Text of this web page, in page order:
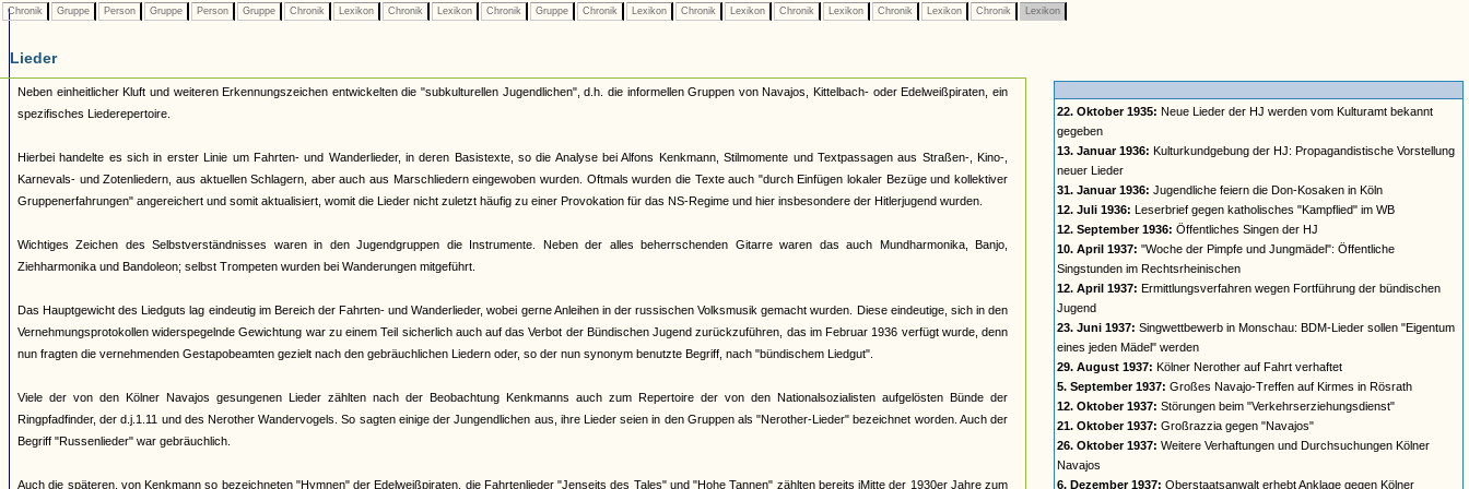
Chronik Gruppe Person Gruppe Person Gruppe Chronik Lexikon Chronik Lexikon Chronik Gruppe Chronik Lexikon Chronik Lexikon Chronik Lexikon Chronik Lexikon Chronik Lexikon
Lieder
Neben einheitlicher Kluft und weiteren Erkennungszeichen entwickelten die "subkulturellen Jugendlichen", d.h. die informellen Gruppen von Navajos, Kittelbach- oder Edelweißpiraten, ein
spezifisches Liederepertoire.
Hierbei handelte es sich in erster Linie um Fahrten- und Wanderlieder, in deren Basistexte, so die Analyse bei Alfons Kenkmann, Stilmomente und Textpassagen aus Straßen-, Kino-,
Karnevals- und Zotenliedern, aus aktuellen Schlagern, aber auch aus Marschliedern eingewoben wurden. Oftmals wurden die Texte auch "durch Einfügen lokaler Bezüge und kollektiver
Gruppenerfahrungen" angereichert und somit aktualisiert, womit die Lieder nicht zuletzt häufig zu einer Provokation für das NS-Regime und hier insbesondere der Hitlerjugend wurden.
Wichtiges Zeichen des Selbstverständnisses waren in den Jugendgruppen die Instrumente. Neben der alles beherrschenden Gitarre waren das auch Mundharmonika, Banjo,
Ziehharmonika und Bandoleon; selbst Trompeten wurden bei Wanderungen mitgeführt.
Das Hauptgewicht des Liedguts lag eindeutig im Bereich der Fahrten- und Wanderlieder, wobei gerne Anleihen in der russischen Volksmusik gemacht wurden. Diese eindeutige, sich in den
Vernehmungsprotokollen widerspegelnde Gewichtung war zu einem Teil sicherlich auch auf das Verbot der Bündischen Jugend zurückzuführen, das im Februar 1936 verfügt wurde, denn
nun fragten die vernehmenden Gestapobeamten gezielt nach den gebräuchlichen Liedern oder, so der nun synonym benutzte Begriff, nach "bündischem Liedgut".
Viele der von den Kölner Navajos gesungenen Lieder zählten nach der Beobachtung Kenkmanns auch zum Repertoire der von den Nationalsozialisten aufgelösten Bünde der
Ringpfadfinder, der d.j.1.11 und des Nerother Wandervogels. So sagten einige der Jungendlichen aus, ihre Lieder seien in den Gruppen als "Nerother-Lieder" bezeichnet worden. Auch der
Begriff "Russenlieder" war gebräuchlich.
Auch die späteren, von Kenkmann so bezeichneten "Hymnen" der Edelweißpiraten, die Fahrtenlieder "Jenseits des Tales" und "Hohe Tannen" zählten bereits iMitte der 1930er Jahre zum
22. Oktober 1935: Neue Lieder der HJ werden vom Kulturamt bekannt
gegeben
13. Januar 1936: Kulturkundgebung der HJ: Propagandistische Vorstellung
neuer Lieder
31. Januar 1936: Jugendliche feiern die Don-Kosaken in Köln
12. Juli 1936: Leserbrief gegen katholisches "Kampflied" im WB
12. September 1936: Öffentliches Singen der HJ
10. April 1937: "Woche der Pimpfe und Jungmädel": Öffentliche
Singstunden im Rechtsrheinischen
12. April 1937: Ermittlungsverfahren wegen Fortführung der bündischen
Jugend
23. Juni 1937: Singwettbewerb in Monschau: BDM-Lieder sollen "Eigentum
eines jeden Mädel" werden
29. August 1937: Kölner Nerother auf Fahrt verhaftet
5. September 1937: Großes Navajo-Treffen auf Kirmes in Rösrath
12. Oktober 1937: Störungen beim "Verkehrserziehungsdienst"
21. Oktober 1937: Großrazzia gegen "Navajos"
26. Oktober 1937: Weitere Verhaftungen und Durchsuchungen Kölner
Navajos
6. Dezember 1937: Oberstaatsanwalt erhebt Anklage gegen Kölner